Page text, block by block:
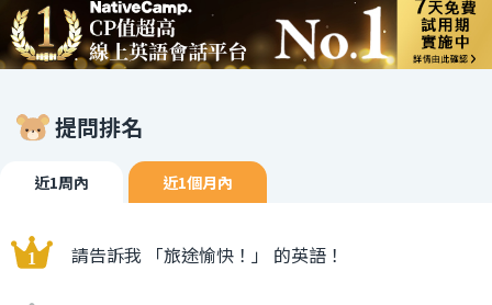
提問排名
近1周內 近1個月內
請告訴我 「旅途愉快！」 的英語！